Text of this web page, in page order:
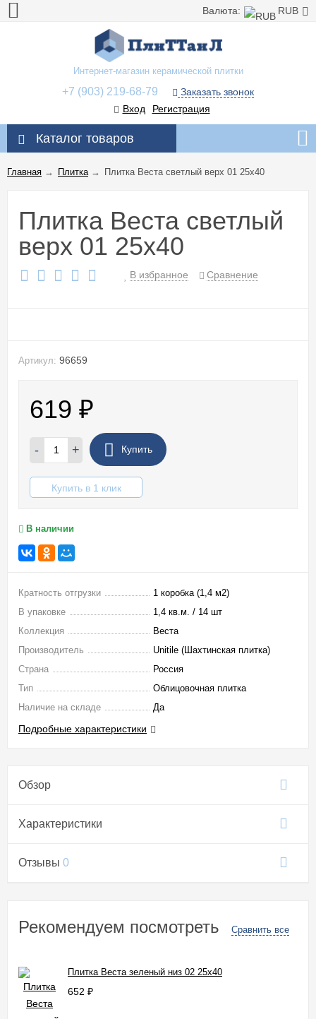
Валюта: RUB
Интернет-магазин керамической плитки
+7 (903) 219-68-79
Заказать звонок
Вход
Регистрация
Каталог товаров
Главная → Плитка→ Плитка Веста светлый верх 01 25x40
Плитка Веста светлый
верх 01 25x40
В избранное Сравнение
Артикул: 96659
619 ₽
- + Купить
Купить в 1 клик
В наличии
Кратность отгрузки
1 коробка (1,4 м2)
В упаковке
1,4 кв.м. / 14 шт
Коллекция
Веста
Производитель
Unitile (Шахтинская плитка)
Страна
Россия
Тип
Облицовочная плитка
Наличие на складе
Да
Подробные характеристики
Обзор
Характеристики
Отзывы 0
Рекомендуем посмотреть Сравнить все
Плитка Веста зеленый низ 02 25x40
652 ₽